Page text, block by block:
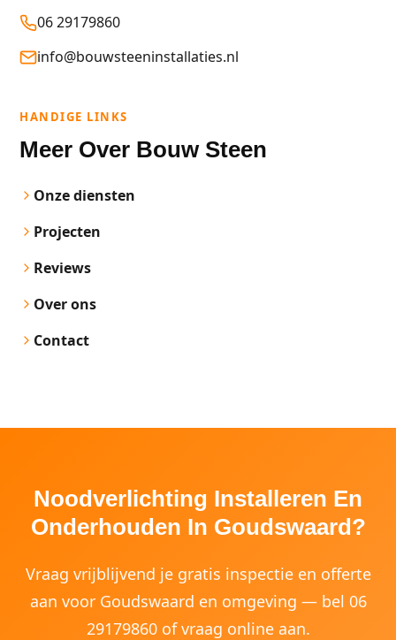
06 29179860
info@bouwsteeninstallaties.nl
HANDIGE LINKS
Meer Over Bouw Steen
Onze diensten
Projecten
Reviews
Over ons
Contact
Noodverlichting Installeren En
Onderhouden In Goudswaard?
Vraag vrijblijvend je gratis inspectie en offerte
aan voor Goudswaard en omgeving — bel 06
29179860 of vraag online aan.